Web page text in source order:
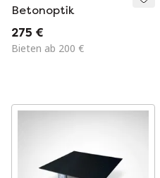
Betonoptik
275 €
Bieten ab 200 €